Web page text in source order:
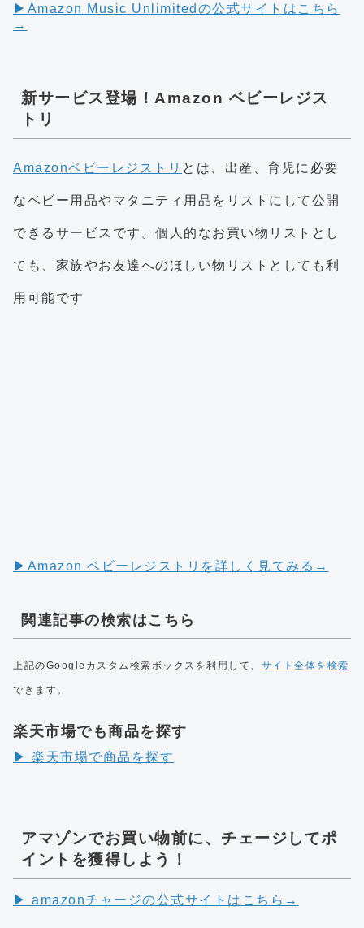
▶︎Amazon Music Unlimitedの公式サイトはこちら
→
新サービス登場！Amazon ベビーレジス
トリ
Amazonベビーレジストリ とは、出産、育児に必要
なベビー用品やマタニティ用品をリストにして公開
できるサービスです。個人的なお買い物リストとし
ても、家族やお友達へのほしい物リストとしても利
用可能です
▶︎Amazon ベビーレジストリを詳しく見てみる→
関連記事の検索はこちら
上記のGoogleカスタム検索ボックスを利用して、 サイト全体を検索
できます。
楽天市場でも商品を探す
▶︎ 楽天市場で商品を探す
アマゾンでお買い物前に、チェージしてポ
イントを獲得しよう！
▶︎ amazonチャージの公式サイトはこちら→